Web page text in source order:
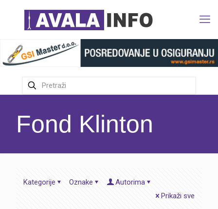
Fond Klinton
Kategorije Oznake
Autorima
Prikaži sve